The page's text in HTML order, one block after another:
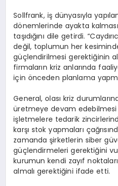
Sollfrank, iş dünyasıyla
dönemlerinde ayakta
taşıdığını dile getirdi.
değil, toplumun her kesiminde
güçlendirilmesi gerektiğinin
firmaların kriz anlarında
için önceden planlama
General, olası kriz
üretmeye devam edebilmesi
işletmelere tedarik
karşı stok yapmaları
zamanda şirketlerin siber
güçlendirmeleri gerektiğini
kurumun kendi zayıf
almalı gerektiğini ifade etti.